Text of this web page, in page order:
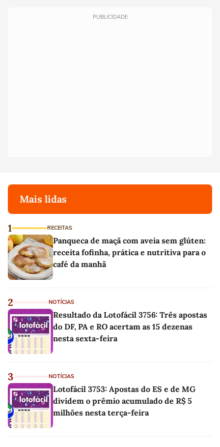
PUBLICIDADE
Mais lidas
1 RECEITAS
Panqueca de maçã com aveia sem glúten:
receita fofinha, prática e nutritiva para o
café da manhã
2 NOTÍCIAS
Resultado da Lotofácil 3756: Três apostas
do DF, PA e RO acertam as 15 dezenas
nesta sexta-feira
3 NOTÍCIAS
Lotofácil 3753: Apostas do ES e de MG
dividem o prêmio acumulado de R$ 5
milhões nesta terça-feira